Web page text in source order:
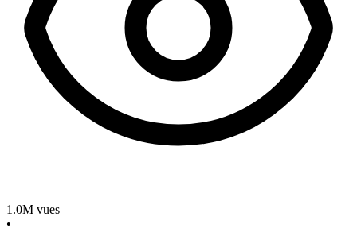
1.0M vues
•